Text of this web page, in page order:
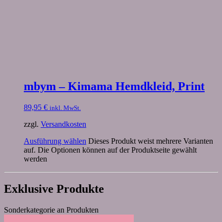
mbym – Kimama Hemdkleid, Print
89,95 € inkl. MwSt.
zzgl. Versandkosten
Ausführung wählen Dieses Produkt weist mehrere Varianten
auf. Die Optionen können auf der Produktseite gewählt
werden
Exklusive Produkte
Sonderkategorie an Produkten